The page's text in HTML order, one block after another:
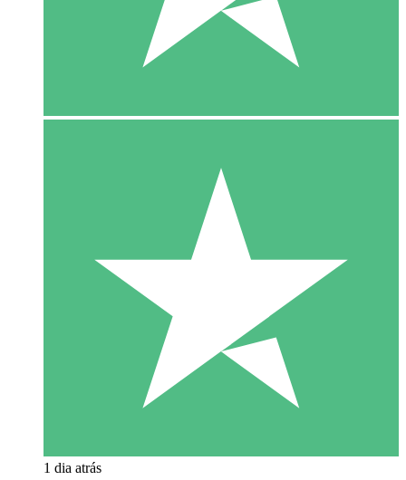
1 dia atrás